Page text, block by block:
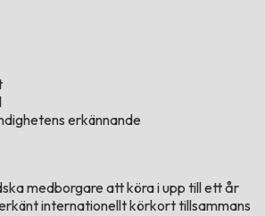
erkännande
medborgare att köra i upp till ett år
internationellt körkort tillsammans